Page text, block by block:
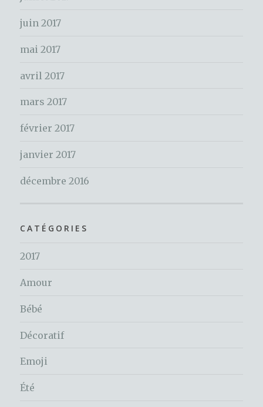
:juin 2017
mai 2017
avril 2017
mars 2017
février 2017
janvier 2017
décembre 2016
CATÉGORIES
2017
Amour
Bébé
Décoratif
Emoji
Été